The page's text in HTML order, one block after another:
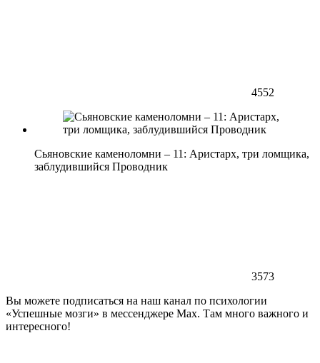
4552
Сьяновские каменоломни – 11: Аристарх, три ломщика,
заблудившийся Проводник
3573
Вы можете подписаться на наш канал по психологии
«Успешные мозги» в мессенджере Max. Там много важного и
интересного!